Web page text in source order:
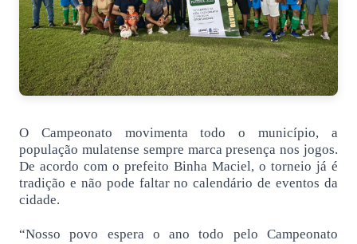
O Campeonato movimenta todo o município, a
população mulatense sempre marca presença nos jogos.
De acordo com o prefeito Binha Maciel, o torneio já é
tradição e não pode faltar no calendário de eventos da
cidade.
“Nosso povo espera o ano todo pelo Campeonato